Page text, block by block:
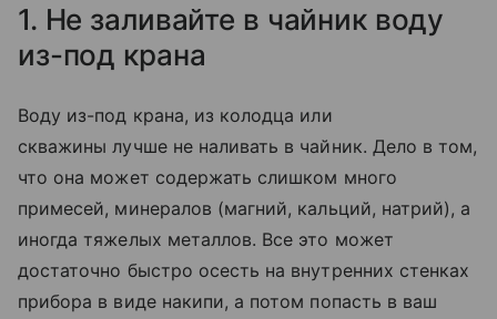
1. Не заливайте в чайник воду
из-под крана
Воду из-под крана, из колодца или
скважины лучше не наливать в чайник. Дело в том,
что она может содержать слишком много
примесей, минералов (магний, кальций, натрий), а
иногда тяжелых металлов. Все это может
достаточно быстро осесть на внутренних стенках
прибора в виде накипи, а потом попасть в ваш